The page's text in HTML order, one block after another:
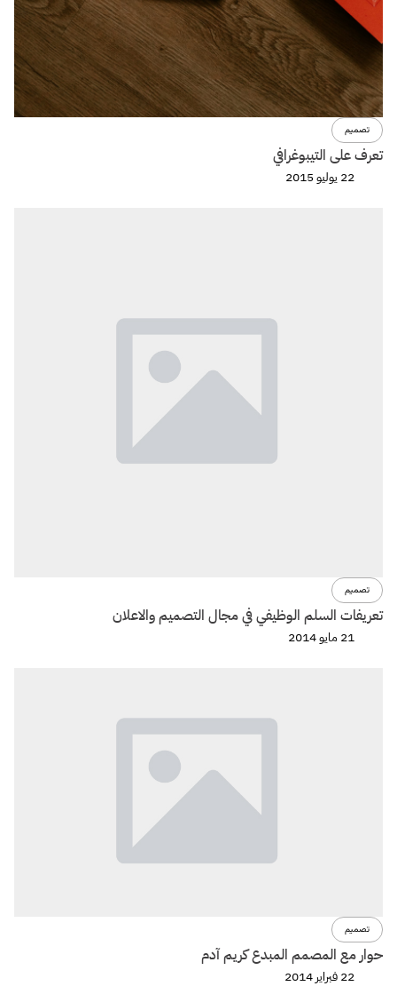
تصميم
تعرف على التيبوغرافي
22 يوليو 2015
تصميم
تعريفات السلم الوظيفي في مجال التصميم والاعلان
21 مايو 2014
تصميم
حوار مع المصمم المبدع كريم آدم
22 فبراير 2014